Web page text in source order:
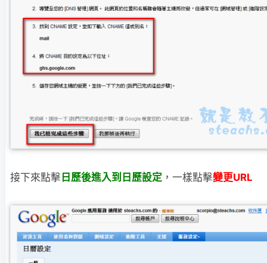
接下來點擊 日歷後進入到日歷設定 ，一樣點擊變更URL